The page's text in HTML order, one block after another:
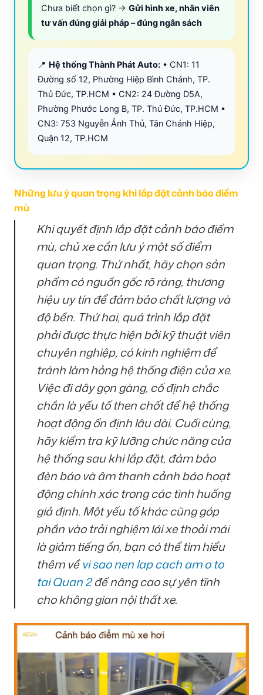
Chưa biết chọn gì? → Gửi hình xe, nhân viên
tư vấn đúng giải pháp – đúng ngân sách
📍 Hệ thống Thành Phát Auto: • CN1: 11
Đường số 12, Phường Hiệp Bình Chánh, TP.
Thủ Đức, TP.HCM • CN2: 24 Đường D5A,
Phường Phước Long B, TP. Thủ Đức, TP.HCM •
CN3: 753 Nguyễn Ảnh Thủ, Tân Chánh Hiệp,
Quận 12, TP.HCM
Những lưu ý quan trọng khi lắp đặt cảnh báo điểm
mù
Khi quyết định lắp đặt cảnh báo điểm
mù, chủ xe cần lưu ý một số điểm
quan trọng. Thứ nhất, hãy chọn sản
phẩm có nguồn gốc rõ ràng, thương
hiệu uy tín để đảm bảo chất lượng và
độ bền. Thứ hai, quá trình lắp đặt
phải được thực hiện bởi kỹ thuật viên
chuyên nghiệp, có kinh nghiệm để
tránh làm hỏng hệ thống điện của xe.
Việc đi dây gọn gàng, cố định chắc
chắn là yếu tố then chốt để hệ thống
hoạt động ổn định lâu dài. Cuối cùng,
hãy kiểm tra kỹ lưỡng chức năng của
hệ thống sau khi lắp đặt, đảm bảo
đèn báo và âm thanh cảnh báo hoạt
động chính xác trong các tình huống
giả định. Một yếu tố khác cũng góp
phần vào trải nghiệm lái xe thoải mái
là giảm tiếng ồn, bạn có thể tìm hiểu
thêm vềvi sao nen lap cach am o to
tai Quan 2để nâng cao sự yên tĩnh
cho không gian nội thất xe.